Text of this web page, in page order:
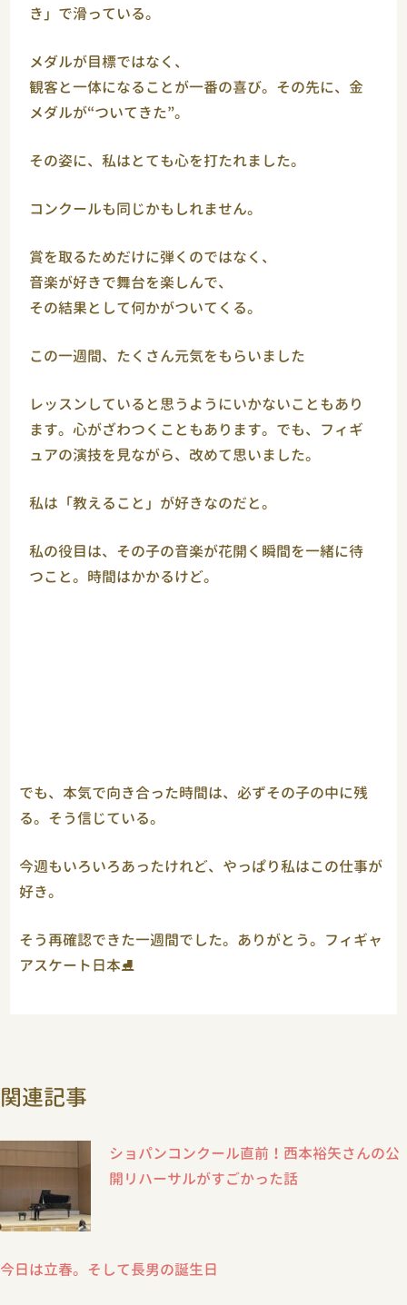
き」で滑っている。
メダルが目標ではなく、
観客と一体になることが一番の喜び。その先に、金
メダルが“ついてきた”。
その姿に、私はとても心を打たれました。
コンクールも同じかもしれません。
賞を取るためだけに弾くのではなく、
音楽が好きで舞台を楽しんで、
その結果として何かがついてくる。
この一週間、たくさん元気をもらいました
レッスンしていると思うようにいかないこともあり
ます。心がざわつくこともあります。でも、フィギ
ュアの演技を見ながら、改めて思いました。
私は「教えること」が好きなのだと。
私の役目は、その子の音楽が花開く瞬間を一緒に待
つこと。時間はかかるけど。
でも、本気で向き合った時間は、必ずその子の中に残
る。そう信じている。
今週もいろいろあったけれど、やっぱり私はこの仕事が
好き。
そう再確認できた一週間でした。ありがとう。フィギャ
アスケート日本⛸
関連記事
ショパンコンクール直前！西本裕矢さんの公
開リハーサルがすごかった話
今日は立春。そして長男の誕生日